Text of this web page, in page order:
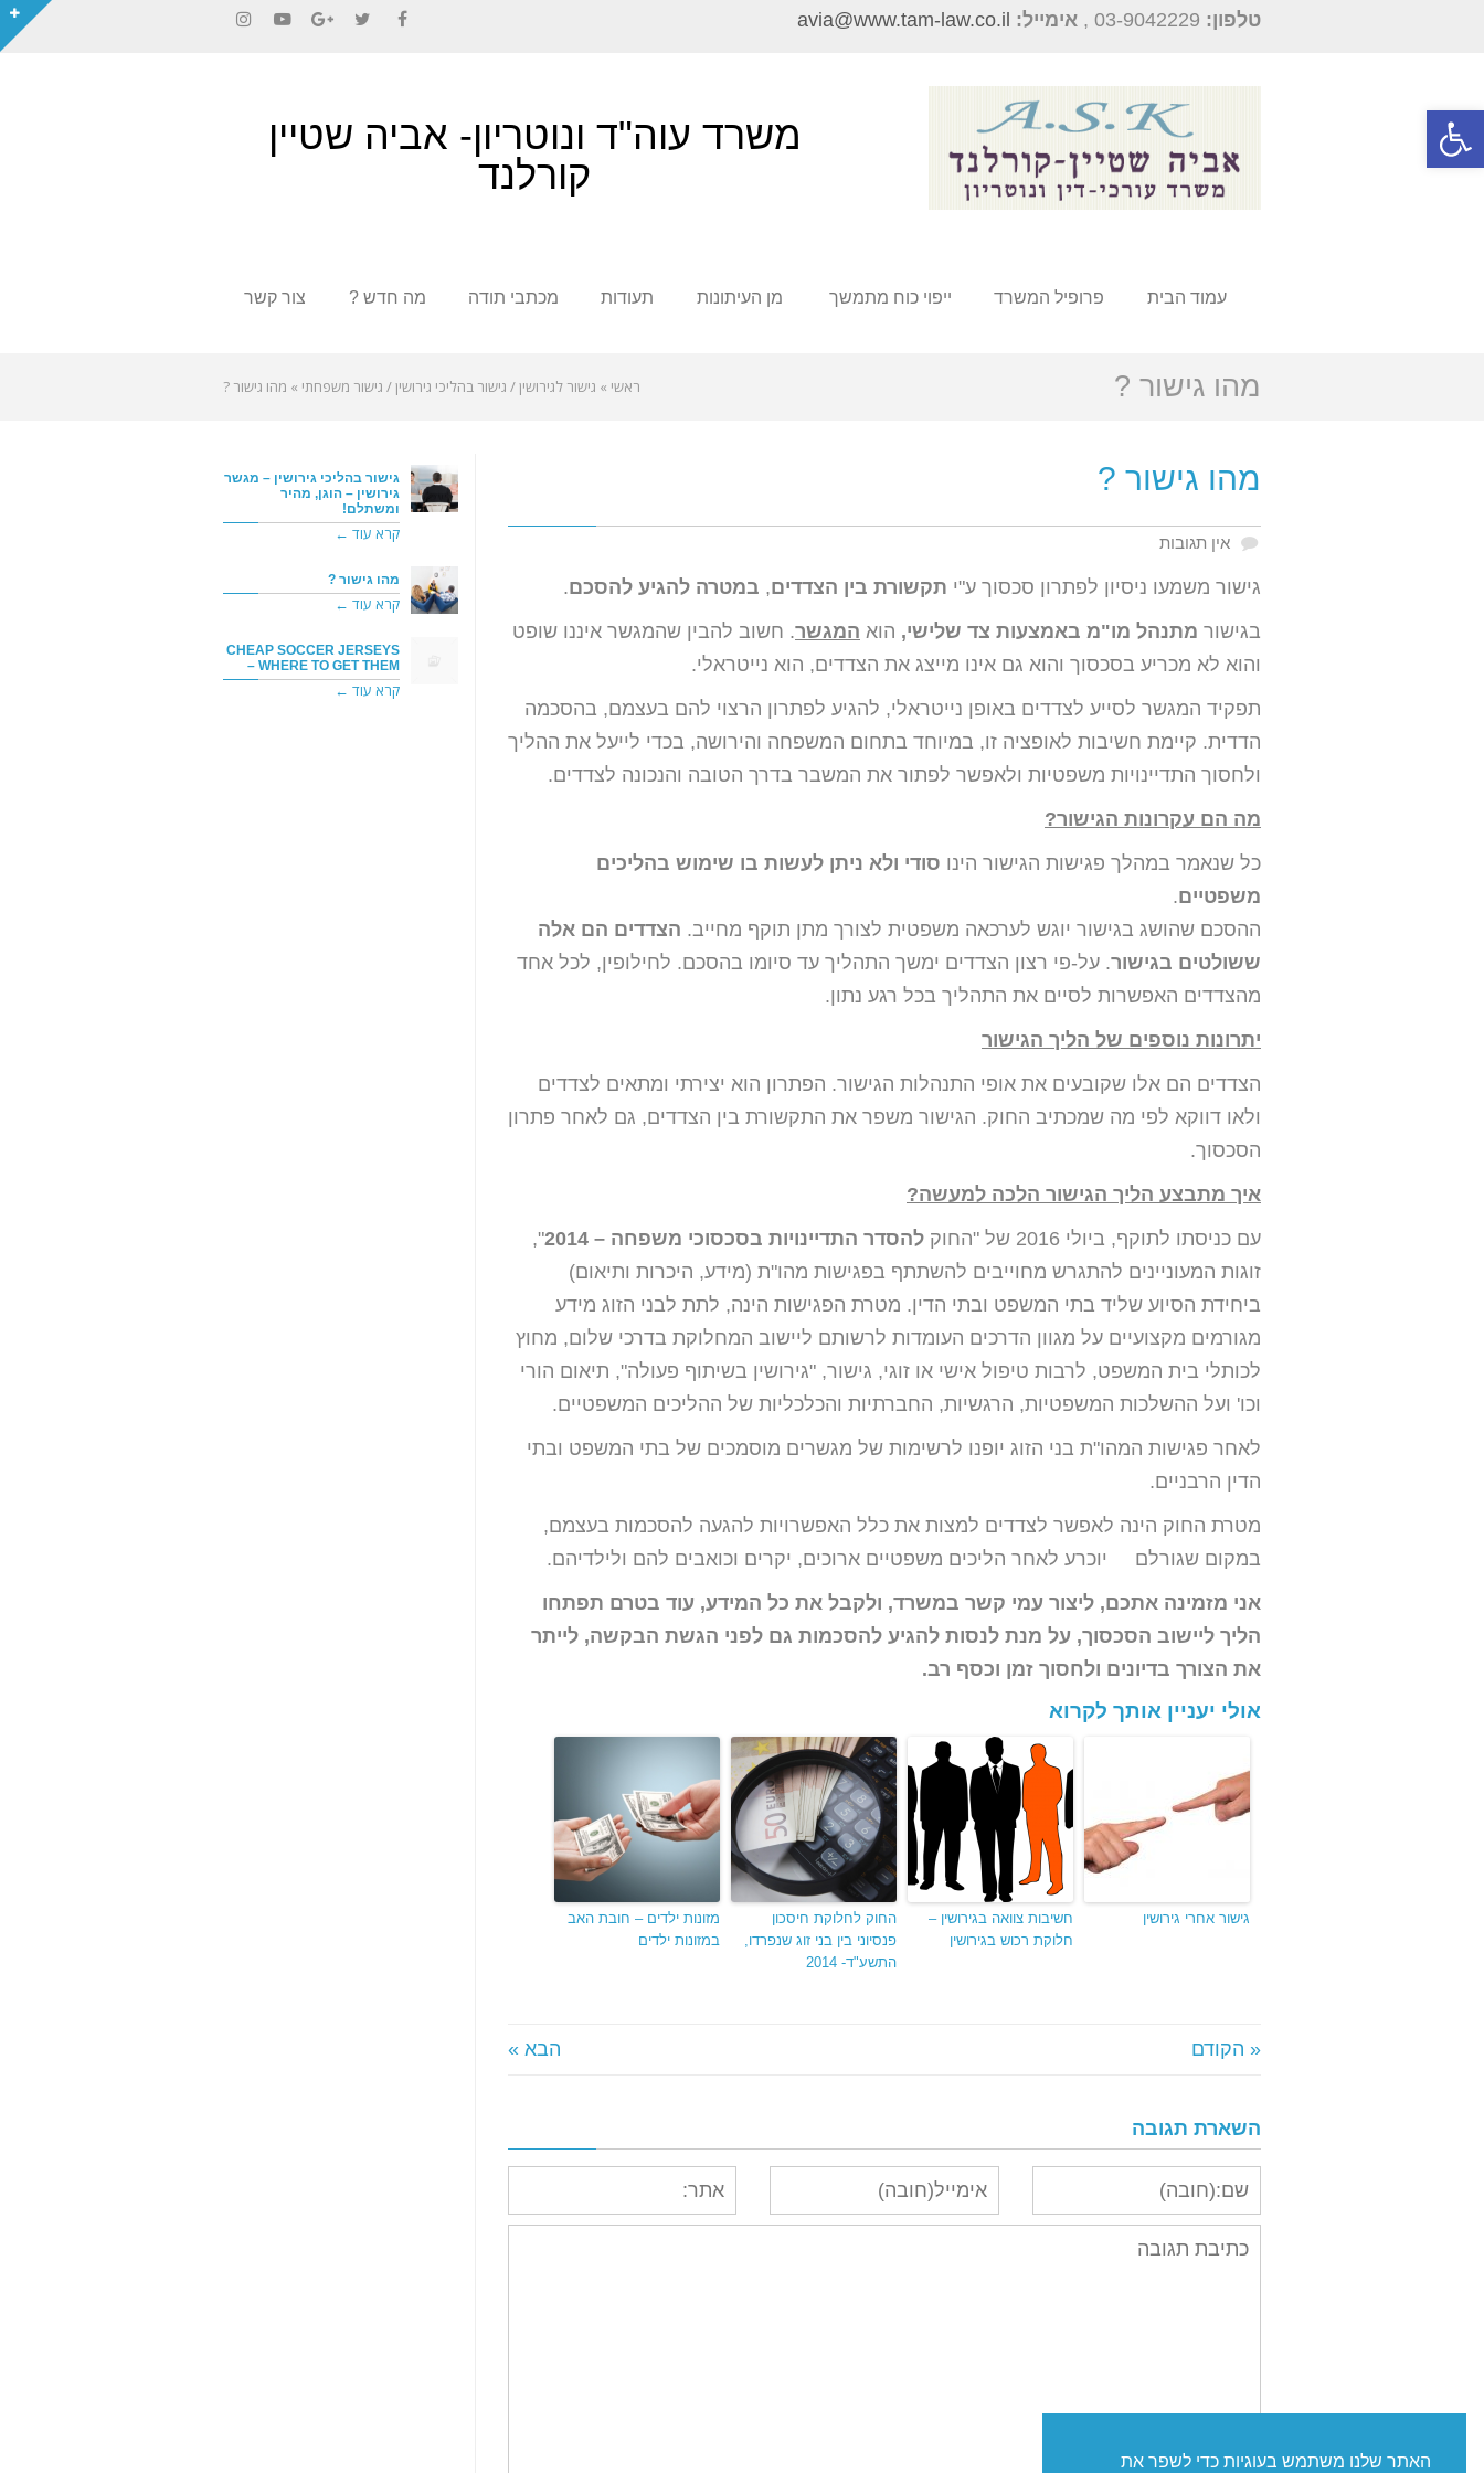
פתח סרגל נגישות
טלפון: אימייל: avia@www.tam-law.co.il
משרד עוה"ד ונוטריון- אביה שטיין
קורלנד
עמוד הבית פרופיל המשרד ייפוי כוח מתמשך מן העיתונות תעודות מכתבי תודה מה חדש ? צור קשר
מהו גישור ? ראשי » גישור לגירושין / גישור בהליכי גירושין / גישור משפחתי » מהו גישור ?
מהו גישור ?
אין תגובות
גישור משמעו ניסיון לפתרון סכסוך ע"י תקשורת בין הצדדים, במטרה להגיע להסכם.
בגישור מתנהל מו"מ באמצעות צד שלישי, הוא המגשר. חשוב להבין שהמגשר איננו שופט
והוא לא מכריע בסכסוך והוא גם אינו מייצג את הצדדים, הוא נייטראלי.
תפקיד המגשר לסייע לצדדים באופן נייטראלי, להגיע לפתרון הרצוי להם בעצמם, בהסכמה
הדדית. קיימת חשיבות לאופציה זו, במיוחד בתחום המשפחה והירושה, בכדי לייעל את ההליך
ולחסוך התדיינויות משפטיות ולאפשר לפתור את המשבר בדרך הטובה והנכונה לצדדים.
מה הם עקרונות הגישור?
כל שנאמר במהלך פגישות הגישור הינו סודי ולא ניתן לעשות בו שימוש בהליכים
משפטיים.
ההסכם שהושג בגישור יוגש לערכאה משפטית לצורך מתן תוקף מחייב. הצדדים הם אלה
ששולטים בגישור. על-פי רצון הצדדים ימשך התהליך עד סיומו בהסכם. לחילופין, לכל אחד
מהצדדים האפשרות לסיים את התהליך בכל רגע נתון.
יתרונות נוספים של הליך הגישור
הצדדים הם אלו שקובעים את אופי התנהלות הגישור. הפתרון הוא יצירתי ומתאים לצדדים
ולאו דווקא לפי מה שמכתיב החוק. הגישור משפר את התקשורת בין הצדדים, גם לאחר פתרון
הסכסוך.
איך מתבצע הליך הגישור הלכה למעשה?
עם כניסתו לתוקף, ביולי 2016 של "החוק
להסדר התדיינויות בסכסוכי משפחה – 2014
",
זוגות המעוניינים להתגרש מחוייבים להשתתף בפגישות מהו"ת (מידע, היכרות ותיאום)
ביחידת הסיוע שליד בתי המשפט ובתי הדין. מטרת הפגישות הינה, לתת לבני הזוג מידע
מגורמים מקצועיים על מגוון הדרכים העומדות לרשותם ליישוב המחלוקת בדרכי שלום, מחוץ
לכותלי בית המשפט, לרבות טיפול אישי או זוגי, גישור, "גירושין בשיתוף פעולה", תיאום הורי
וכו' ועל ההשלכות המשפטיות, הרגשיות, החברתיות והכלכליות של ההליכים המשפטיים.
לאחר פגישות המהו"ת בני הזוג יופנו לרשימות של מגשרים מוסמכים של בתי המשפט ובתי
הדין הרבניים.
מטרת החוק הינה לאפשר לצדדים למצות את כלל האפשרויות להגעה להסכמות בעצמם,
במקום שגורלם יוכרע לאחר הליכים משפטיים ארוכים, יקרים וכואבים להם ולילדיהם.
אני מזמינה אתכם, ליצור עמי קשר במשרד, ולקבל את כל המידע, עוד בטרם תפתחו
הליך ליישוב הסכסוך, על מנת לנסות להגיע להסכמות גם לפני הגשת הבקשה, לייתר
את הצורך בדיונים ולחסוך זמן וכסף רב.
אולי יעניין אותך לקרוא
גישור אחרי גירושין
חשיבות צוואה בגירושין –
חלוקת רכוש בגירושין
החוק לחלוקת חיסכון
פנסיוני בין בני זוג שנפרדו,
התשע"ד- 2014
מזונות ילדים – חובת האב
במזונות ילדים
« הקודם הבא »
השארת תגובה
גישור בהליכי גירושין – מגשר
גירושין – הוגן, מהיר
ומשתלם!
קרא עוד ←
מהו גישור ?
קרא עוד ←
CHEAP SOCCER JERSEYS
– WHERE TO GET THEM
קרא עוד ←
האתר שלנו משתמש בעוגיות כדי לשפר את